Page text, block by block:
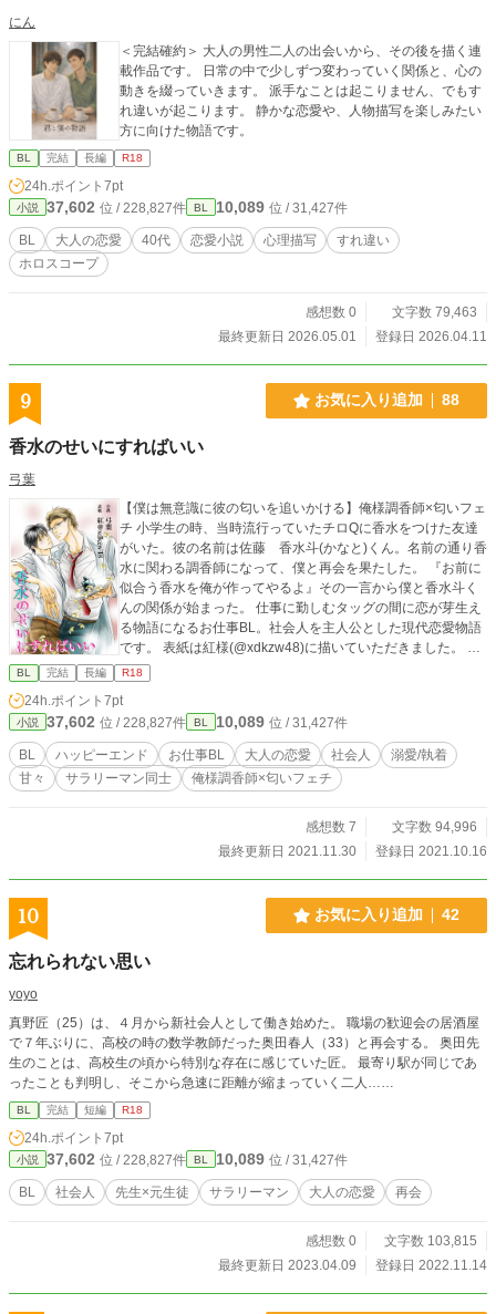
にん
＜完結確約＞ 大人の男性二人の出会いから、その後を描く連
載作品です。 日常の中で少しずつ変わっていく関係と、心の
動きを綴っていきます。 派手なことは起こりません、でもす
れ違いが起こります。 静かな恋愛や、人物描写を楽しみたい
方に向けた物語です。
BL 完結 長編 R18
24h.ポイント 7pt
小説 37,602 位 / 228,827件 BL 10,089 位 / 31,427件
BL 大人の恋愛 40代 恋愛小説 心理描写
すれ違い
ホロスコープ
感想数 0
文字数 79,463
最終更新日 2026.05.01
登録日 2026.04.11
9 お気に入り追加 88
香水のせいにすればいい
弓葉
【僕は無意識に彼の匂いを追いかける】俺様調香師×匂いフェ
チ 小学生の時、当時流行っていたチロQに香水をつけた友達
がいた。彼の名前は佐藤 香水斗(かなと)くん。名前の通り香
水に関わる調香師になって、僕と再会を果たした。 『お前に
似合う香水を俺が作ってやるよ』その一言から僕と香水斗く
んの関係が始まった。 仕事に勤しむタッグの間に恋が芽生え
る物語になるお仕事BL。社会人を主人公とした現代恋愛物語
です。 表紙は紅様(@xdkzw48)に描いていただきました。 密
着度がたまらなく好きです。
BL 完結 長編 R18
24h.ポイント 7pt
小説 37,602 位 / 228,827件 BL 10,089 位 / 31,427件
BL ハッピーエンド お仕事BL 大人の恋愛 社会人
溺愛/執着
甘々
サラリーマン同士 俺様調香師×匂いフェチ
感想数 7
文字数 94,996
最終更新日 2021.11.30
登録日 2021.10.16
10 お気に入り追加 42
忘れられない思い
yoyo
真野匠（25）は、４月から新社会人として働き始めた。 職場の歓迎会の居酒屋
で７年ぶりに、高校の時の数学教師だった奥田春人（33）と再会する。 奥田先
生のことは、高校生の頃から特別な存在に感じていた匠。 最寄り駅が同じであ
ったことも判明し、そこから急速に距離が縮まっていく二人……
BL 完結 短編 R18
24h.ポイント 7pt
小説 37,602 位 / 228,827件 BL 10,089 位 / 31,427件
BL 社会人 先生×元生徒 サラリーマン 大人の恋愛 再会
感想数 0
文字数 103,815
最終更新日 2023.04.09
登録日 2022.11.14